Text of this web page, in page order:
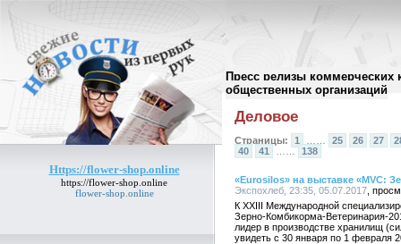
Пресс релизы коммерческих
общественных организаций
Https://flower-shop.online
https://flower-shop.online
flower-shop.online
Архив пресс-релизов//
Деловое
Страницы: 1 25 26 27
40
41 …… 138
«Eurosilos» на выставке «MVC:
Экспохлеб, 23:35, 05.07.2017
К XXIII Международной
Зерно-Комбикорма-Ветеринария-
лидер в производстве хранилищ
увидеть с 30 января по 1 февраля